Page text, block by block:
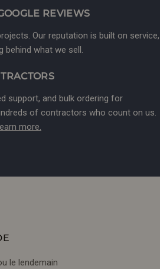
REVIEWS
Our reputation is built on service,
behind what we sell.
support, and bulk ordering for
of contractors who count on us.
more.
le lendemain